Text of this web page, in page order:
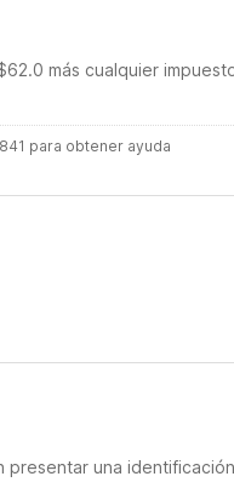
más cualquier
para obtener ayuda
presentar una identificación